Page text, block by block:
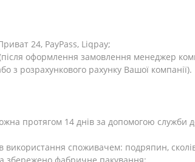
24, PayPass, Liqpay;
оформлення замовлення менеджер
з розрахункового рахунку Вашої компанії).
протягом 14 днів за допомогою служби
використання споживачем: подряпин,